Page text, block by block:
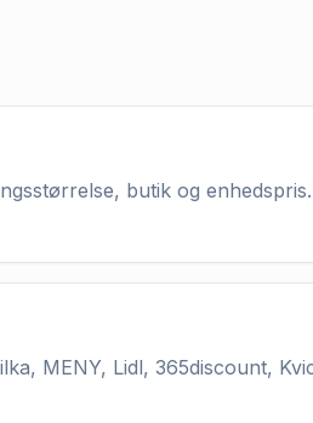
butik og
MENY, Lidl, 365discount,